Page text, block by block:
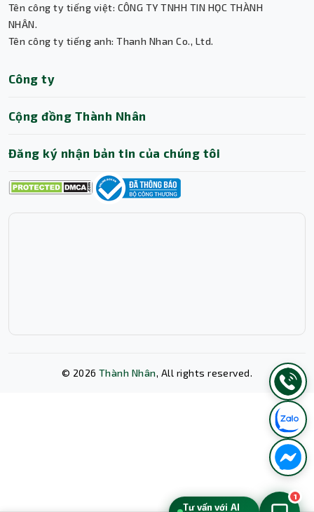
Tên công ty tiếng việt: CÔNG TY TNHH TIN HỌC THÀNH
NHÂN.
Tên công ty tiếng anh: Thanh Nhan Co., Ltd.
Công ty
Cộng đồng Thành Nhân
Đăng ký nhận bản tin của chúng tôi
© 2026 Thành Nhân, All rights reserved.
Tư vấn với AI
1